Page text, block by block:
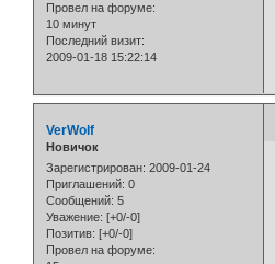
Провел на форуме:
10 минут
Последний визит:
2009-01-18 15:22:14
VerWolf
Новичок
Зарегистрирован: 2009-01-24
Приглашений: 0
Сообщений: 5
Уважение: [+0/-0]
Позитив: [+0/-0]
Провел на форуме: